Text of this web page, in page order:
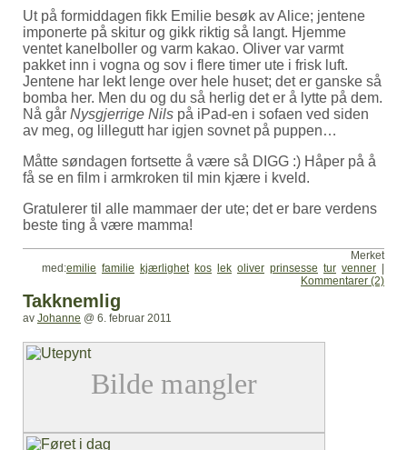
Ut på formiddagen fikk Emilie besøk av Alice; jentene
imponerte på skitur og gikk riktig så langt. Hjemme
ventet kanelboller og varm kakao. Oliver var varmt
pakket inn i vogna og sov i flere timer ute i frisk luft.
Jentene har lekt lenge over hele huset; det er ganske så
bomba her. Men du og du så herlig det er å lytte på dem.
Nå går Nysgjerrige Nils på iPad-en i sofaen ved siden
av meg, og lillegutt har igjen sovnet på puppen…
Måtte søndagen fortsette å være så DIGG :) Håper på å
få se en film i armkroken til min kjære i kveld.
Gratulerer til alle mammaer der ute; det er bare verdens
beste ting å være mamma!
Merket
med:emilie familie kjærlighet kos lek oliver prinsesse tur venner
Kommentarer (2)
Takknemlig
av Johanne @ 6. februar 2011